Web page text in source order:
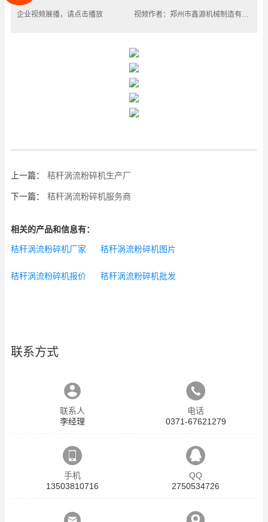
企业视频展播，请点击播放 视频作者：郑州市鑫源机械制造有限公司
上一篇： 秸秆涡流粉碎机生产厂
下一篇： 秸秆涡流粉碎机服务商
相关的产品和信息有：
秸秆涡流粉碎机厂家 秸秆涡流粉碎机图片
秸秆涡流粉碎机报价 秸秆涡流粉碎机批发
联系方式
联系人
李经理
电话
0371-67621279
手机
13503810716
QQ
2750534726